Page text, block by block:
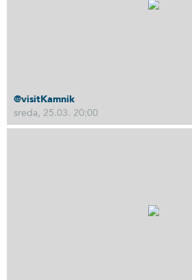
@visitKamnik
sreda, 25.03. 20:00